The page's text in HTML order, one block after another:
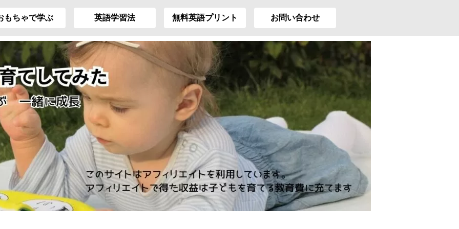
もちゃで学ぶ 英語学習法 無料英語プリント お問い合わせ